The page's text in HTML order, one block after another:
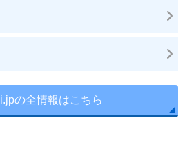
の全情報はこちら